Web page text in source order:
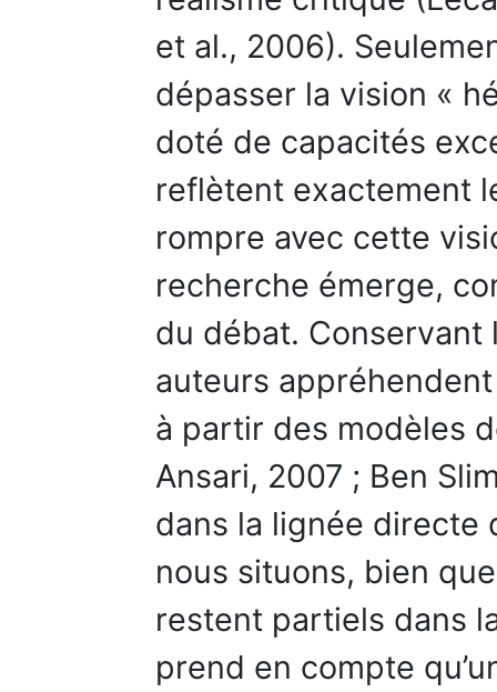
et al., 2006).
dépasser la vision «
doté de capacités
reflètent exactement
rompre avec cette
recherche émerge,
du débat.
auteurs
à partir des modèles
Ansari, 2007 ; Ben
dans la lignée directe
nous situons, bien
restent partiels dans
prend en compte